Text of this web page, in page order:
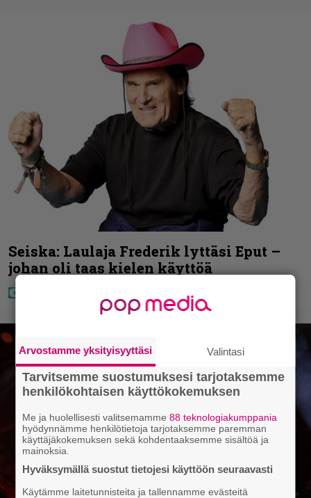
Seiska: Laulaja Frederik lyttäsi Eput –
johan oli taas kielen käyttöä
Arvostamme yksityisyyttäsi Valintasi
Tarvitsemme suostumuksesi tarjotaksemme
henkilökohtaisen käyttökokemuksen
Me ja huolellisesti valitsemamme88 teknologiakumppania
hyödynnämme henkilötietoja tarjotaksemme paremman
käyttäjäkokemuksen sekä kohdentaaksemme sisältöä ja
mainoksia.
Hyväksymällä suostut tietojesi käyttöön seuraavasti
Käytämme laitetunnisteita ja tallennamme evästeitä